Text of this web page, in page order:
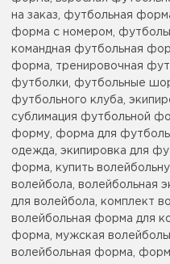
на заказ, футбольная
форма с номером,
командная футбольная
форма, тренировочная
футболки, футбольные
футбольного клуба,
сублимация футбольной
форму, форма для
одежда, экипировка для
форма, купить
волейбола, волейбольная
для волейбола, комплект
волейбольная форма для
форма, мужская
волейбольная форма,